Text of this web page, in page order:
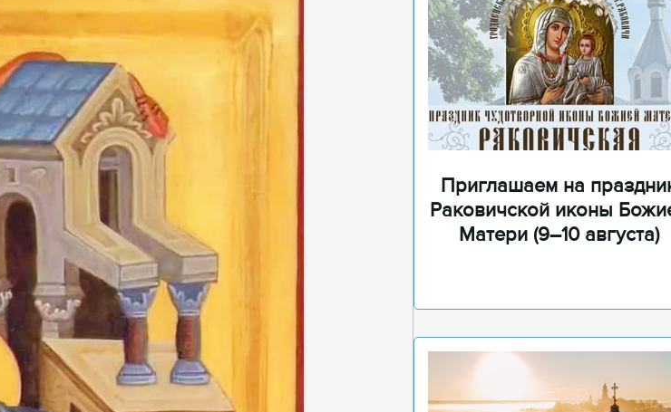
Приглашаем на
Раковичской иконы
Матери (9–10 августа)